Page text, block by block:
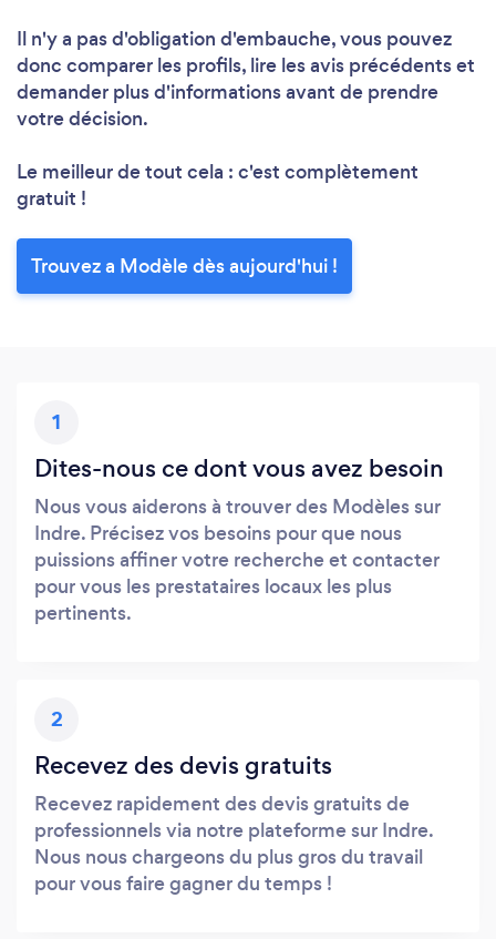
Il n'y a pas d'obligation d'embauche, vous pouvez
donc comparer les profils, lire les avis précédents et
demander plus d'informations avant de prendre
votre décision.
Le meilleur de tout cela : c'est complètement
gratuit !
Trouvez a Modèle dès aujourd'hui !
1
Dites-nous ce dont vous avez besoin
Nous vous aiderons à trouver des Modèles sur
Indre. Précisez vos besoins pour que nous
puissions affiner votre recherche et contacter
pour vous les prestataires locaux les plus
pertinents.
2
Recevez des devis gratuits
Recevez rapidement des devis gratuits de
professionnels via notre plateforme sur Indre.
Nous nous chargeons du plus gros du travail
pour vous faire gagner du temps !